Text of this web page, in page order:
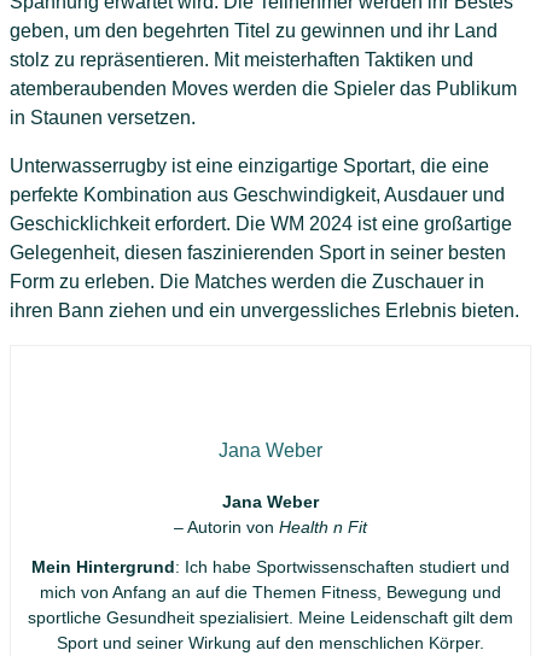
geben, um den begehrten Titel zu gewinnen und ihr Land
stolz zu repräsentieren. Mit meisterhaften Taktiken und
atemberaubenden Moves werden die Spieler das Publikum
in Staunen versetzen.
Unterwasserrugby ist eine einzigartige Sportart, die eine
perfekte Kombination aus Geschwindigkeit, Ausdauer und
Geschicklichkeit erfordert. Die WM 2024 ist eine großartige
Gelegenheit, diesen faszinierenden Sport in seiner besten
Form zu erleben. Die Matches werden die Zuschauer in
ihren Bann ziehen und ein unvergessliches Erlebnis bieten.
Jana Weber
Jana Weber
– Autorin von Health n Fit
Mein Hintergrund: Ich habe Sportwissenschaften studiert und
mich von Anfang an auf die Themen Fitness, Bewegung und
sportliche Gesundheit spezialisiert. Meine Leidenschaft gilt dem
Sport und seiner Wirkung auf den menschlichen Körper.